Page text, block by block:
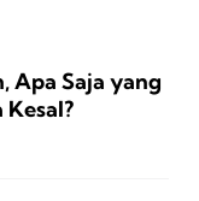
Apa Saja yang